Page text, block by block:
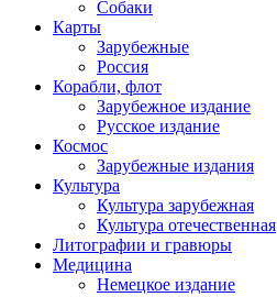
Собаки
Карты
Зарубежные
Россия
Корабли, флот
Зарубежное издание
Русское издание
Космос
Зарубежные издания
Культура
Культура зарубежная
Культура отечественная
Литографии и гравюры
Медицина
Немецкое издание